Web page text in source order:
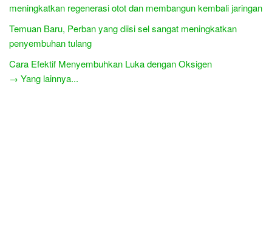
meningkatkan regenerasi otot dan membangun kembali jaringan
Temuan Baru, Perban yang diisi sel sangat meningkatkan
penyembuhan tulang
Cara Efektif Menyembuhkan Luka dengan Oksigen
→ Yang lainnya...